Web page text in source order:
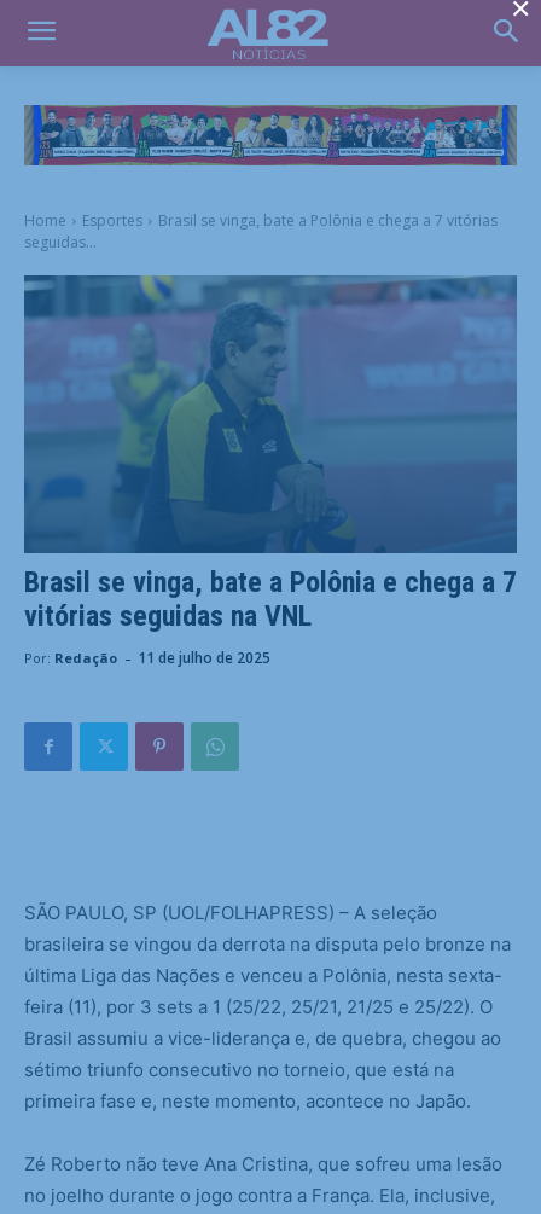
Home Esportes
Brasil se vinga, bate a Polônia e chega a 7 vitórias
seguidas...
Brasil se vinga, bate a Polônia e chega a 7
vitórias seguidas na VNL
Por: Redação - 11 de julho de 2025
SÃO PAULO, SP (UOL/FOLHAPRESS) – A seleção
brasileira se vingou da derrota na disputa pelo bronze na
última Liga das Nações e venceu a Polônia, nesta sexta-
feira (11), por 3 sets a 1 (25/22, 25/21, 21/25 e 25/22). O
Brasil assumiu a vice-liderança e, de quebra, chegou ao
sétimo triunfo consecutivo no torneio, que está na
primeira fase e, neste momento, acontece no Japão.
Zé Roberto não teve Ana Cristina, que sofreu uma lesão
no joelho durante o jogo contra a França. Ela, inclusive,